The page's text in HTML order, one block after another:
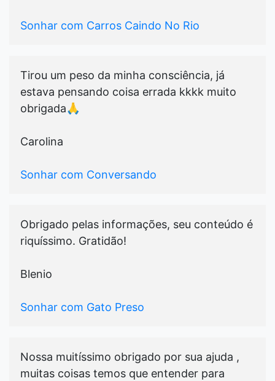
Sonhar com Carros Caindo No Rio
Tirou um peso da minha consciência, já
estava pensando coisa errada kkkk muito
obrigada🙏
Carolina
Sonhar com Conversando
Obrigado pelas informações, seu conteúdo é
riquíssimo. Gratidão!
Blenio
Sonhar com Gato Preso
Nossa muitíssimo obrigado por sua ajuda ,
muitas coisas temos que entender para